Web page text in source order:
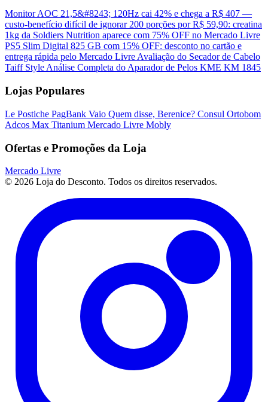
Monitor AOC 21,5&#8243; 120Hz cai 42% e chega a R$ 407 —
custo-benefício difícil de ignorar200 porções por R$ 59,90: creatina
1kg da Soldiers Nutrition aparece com 75% OFF no Mercado Livre
PS5 Slim Digital 825 GB com 15% OFF: desconto no cartão e
entrega rápida pelo Mercado LivreAvaliação do Secador de Cabelo
Taiff StyleAnálise Completa do Aparador de Pelos KME KM 1845
Lojas Populares
Le Postiche PagBank Vaio Quem disse, Berenice? Consul Ortobom
Adcos Max Titanium Mercado Livre Mobly
Ofertas e Promoções da Loja
Mercado Livre
© 2026 Loja do Desconto. Todos os direitos reservados.